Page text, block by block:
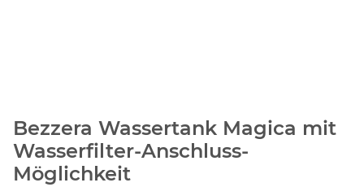
Bezzera Wassertank Magica mit
Wasserfilter-Anschluss-
Möglichkeit